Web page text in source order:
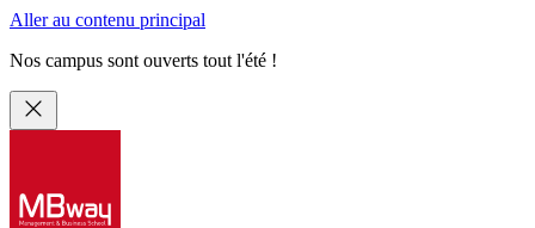
Aller au contenu principal
Nos campus sont ouverts tout l'été !